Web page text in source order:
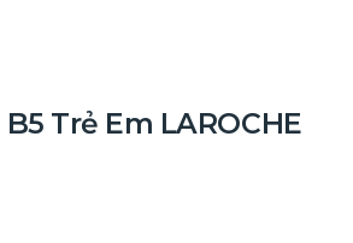
Trẻ Em LAROCHE